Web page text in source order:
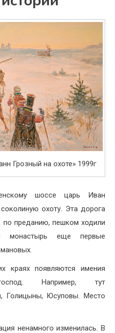
Грозный на охоте» 1999г
шоссе царь Иван
охоту. Эта дорога
по преданию, пешком ходили
монастырь еще первые
краях появляются имения
господ. Например, тут
Голицыны, Юсуповы. Место
ненамного изменилась. В